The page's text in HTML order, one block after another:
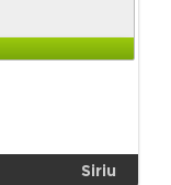
Siriu